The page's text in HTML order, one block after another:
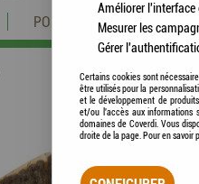
POISSONS
Améliorer
Mesurer les
Gérer
Certains cookies sont
être utilisés pour la
et le développement de
et/ou l'accès aux informations
domaines de Coverdi. Vous
droite de la page. Pour en savoir